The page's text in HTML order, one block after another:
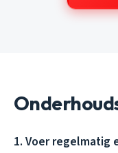
1. Voer regelmatig